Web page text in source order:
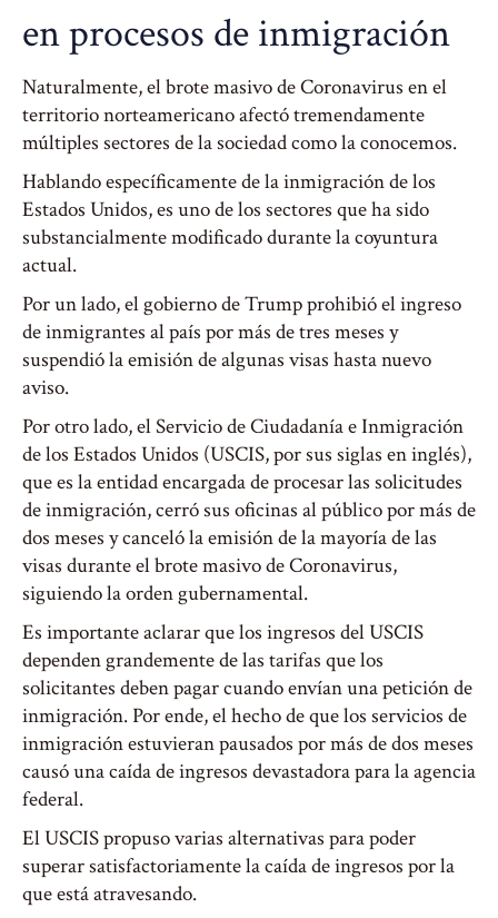
en procesos de inmigración
Naturalmente, el brote masivo de Coronavirus en el
territorio norteamericano afectó tremendamente
múltiples sectores de la sociedad como la conocemos.
Hablando específicamente de la inmigración de los
Estados Unidos, es uno de los sectores que ha sido
substancialmente modificado durante la coyuntura
actual.
Por un lado, el gobierno de Trump prohibió el ingreso
de inmigrantes al país por más de tres meses y
suspendió la emisión de algunas visas hasta nuevo
aviso.
Por otro lado, el Servicio de Ciudadanía e Inmigración
de los Estados Unidos (USCIS, por sus siglas en inglés),
que es la entidad encargada de procesar las solicitudes
de inmigración, cerró sus oficinas al público por más de
dos meses y canceló la emisión de la mayoría de las
visas durante el brote masivo de Coronavirus,
siguiendo la orden gubernamental.
Es importante aclarar que los ingresos del USCIS
dependen grandemente de las tarifas que los
solicitantes deben pagar cuando envían una petición de
inmigración. Por ende, el hecho de que los servicios de
inmigración estuvieran pausados por más de dos meses
causó una caída de ingresos devastadora para la agencia
federal.
El USCIS propuso varias alternativas para poder
superar satisfactoriamente la caída de ingresos por la
que está atravesando.